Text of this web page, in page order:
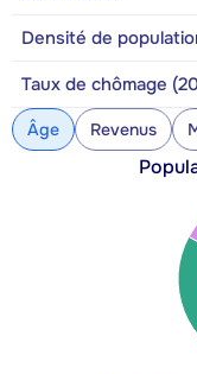
Densité de
Taux de chômage
Âge Revenus